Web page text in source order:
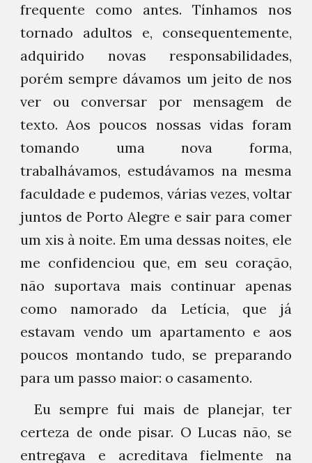
frequente como antes. Tínhamos nos
tornado adultos e, consequentemente,
adquirido novas responsabilidades,
porém sempre dávamos um jeito de nos
ver ou conversar por mensagem de
texto. Aos poucos nossas vidas foram
tomando uma nova forma,
trabalhávamos, estudávamos na mesma
faculdade e pudemos, várias vezes, voltar
juntos de Porto Alegre e sair para comer
um xis à noite. Em uma dessas noites, ele
me confidenciou que, em seu coração,
não suportava mais continuar apenas
como namorado da Letícia, que já
estavam vendo um apartamento e aos
poucos montando tudo, se preparando
para um passo maior: o casamento.
Eu sempre fui mais de planejar, ter
certeza de onde pisar. O Lucas não, se
entregava e acreditava fielmente na